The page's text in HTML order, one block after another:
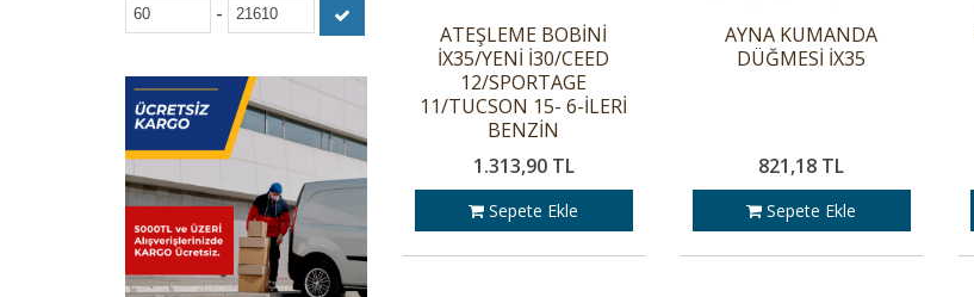
-
ATEŞLEME BOBİNİ
İX35/YENİ İ30/CEED
12/SPORTAGE
11/TUCSON 15- 6-İLERİ
BENZİN
1.313,90 TL
Sepete Ekle
AYNA KUMANDA
DÜĞMESİ İX35
821,18 TL
Sepete Ekle